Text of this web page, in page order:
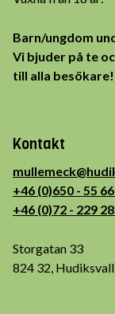
Barn/ungdom
Vi bjuder på te
till alla besökare!
Kontakt
+46 (0)650 - 55
+46 (0)72 - 229
Storgatan 33
824 32,